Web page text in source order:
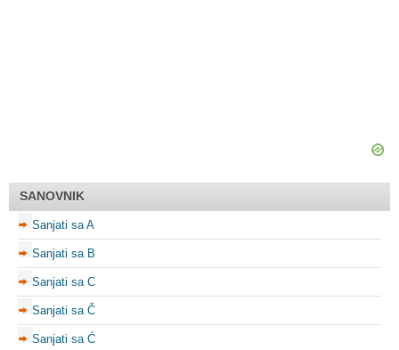
SANOVNIK
Sanjati sa A
Sanjati sa B
Sanjati sa C
Sanjati sa Č
Sanjati sa Ć